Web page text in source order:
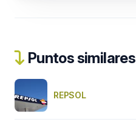
Puntos similares
REPSOL